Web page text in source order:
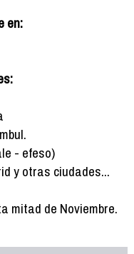
en:
- efeso)
y otras ciudades...
mitad de Noviembre.